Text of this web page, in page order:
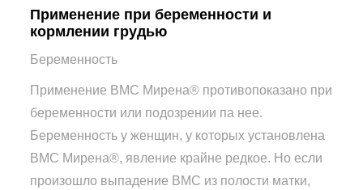
Применение при беременности и
кормлении грудью
Беременность
Применение ВМС Мирена® противопоказано при
беременности или подозрении па нее.
Беременность у женщин, у которых установлена
ВМС Мирена®, явление крайне редкое. Но если
произошло выпадение ВМС из полости матки,